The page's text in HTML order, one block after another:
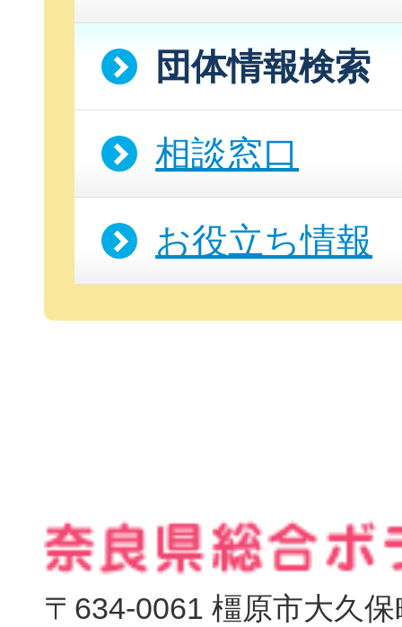
団体情報検索
相談窓口
お役立ち情報
〒634-0061 橿原市大久